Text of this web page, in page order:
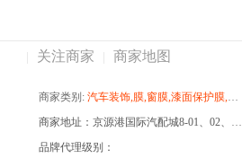
商家类别: 汽车装饰,膜,窗膜,漆面保护膜,改色膜,弈龙世家,杜邦,车姿百态,朗盾,派勒,导航,卡仕达,行影通
商家地址：京源港国际汽配城8-01、02、03、05号铺
品牌代理级别：
关注商家 商家地图